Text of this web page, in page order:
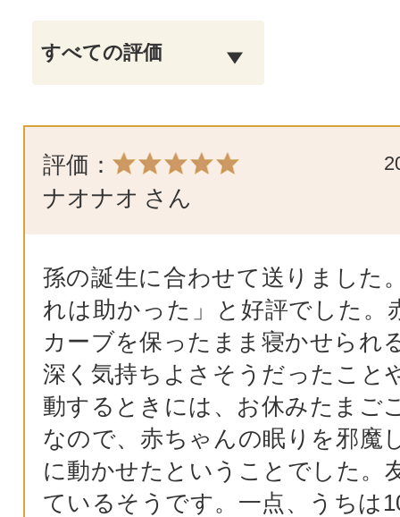
評価：
ナオナオ さん
孫の誕生に合わせて送りました
れは助かった」と好評でした。
カーブを保ったまま寝かせられ
深く気持ちよさそうだったこと
動するときには、お休みたまご
なので、赤ちゃんの眠りを邪魔
に動かせたということでした。
ているそうです。一点、うちは